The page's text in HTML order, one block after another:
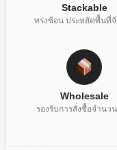
Stackable
ทรงซ้อน ประหยัดพื้นที่จั
Wholesale
รองรับการสั่งซื้อจำนว